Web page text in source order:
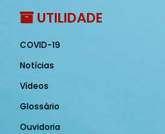
UTILIDADE
COVID-19
Notícias
Vídeos
Glossário
Ouvidoria